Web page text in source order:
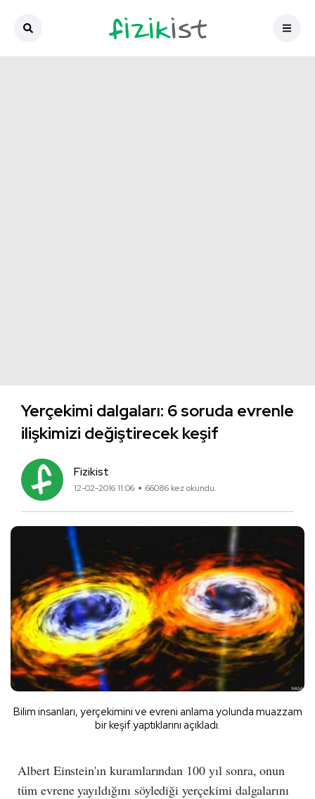
Yerçekimi dalgaları: 6 soruda evrenle
ilişkimizi değiştirecek keşif
Fizikist
12-02-2016 11:06 66086 kez okundu.
Bilim insanları, yerçekimini ve evreni anlama yolunda muazzam
bir keşif yaptıklarını açıkladı.
Albert Einstein'ın kuramlarından 100 yıl sonra, onun
tüm evrene yayıldığını söylediği yerçekimi dalgalarını